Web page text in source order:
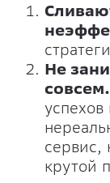
Не
совсем.
успехов
сервис,
крутой